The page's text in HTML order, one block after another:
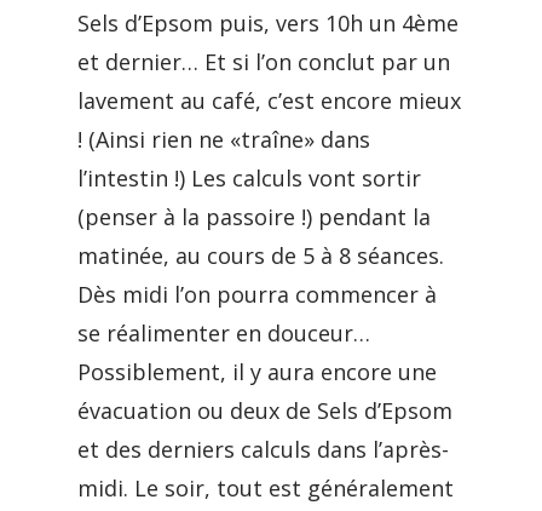
Sels d’Epsom puis, vers 10h un 4ème
et dernier… Et si l’on conclut par un
lavement au café, c’est encore mieux
! (Ainsi rien ne «traîne» dans
l’intestin !) Les calculs vont sortir
(penser à la passoire !) pendant la
matinée, au cours de 5 à 8 séances.
Dès midi l’on pourra commencer à
se réalimenter en douceur…
Possiblement, il y aura encore une
évacuation ou deux de Sels d’Epsom
et des derniers calculs dans l’après-
midi. Le soir, tout est généralement